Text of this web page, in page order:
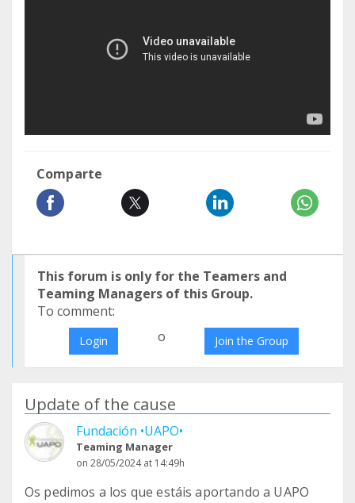
Comparte
This forum is only for the Teamers and
Teaming Managers of this Group.
To comment:
Login o Join the Group
Update of the cause
Fundación •UAPO•
Teaming Manager
on 28/05/2024 at 14:49h
Os pedimos a los que estáis aportando a UAPO